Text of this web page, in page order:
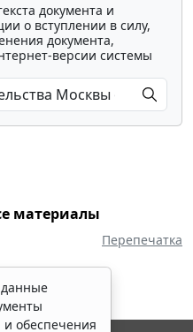
документа и
о вступлении в силу,
документа,
версии системы
материалы
Перепечатка
обеспечения